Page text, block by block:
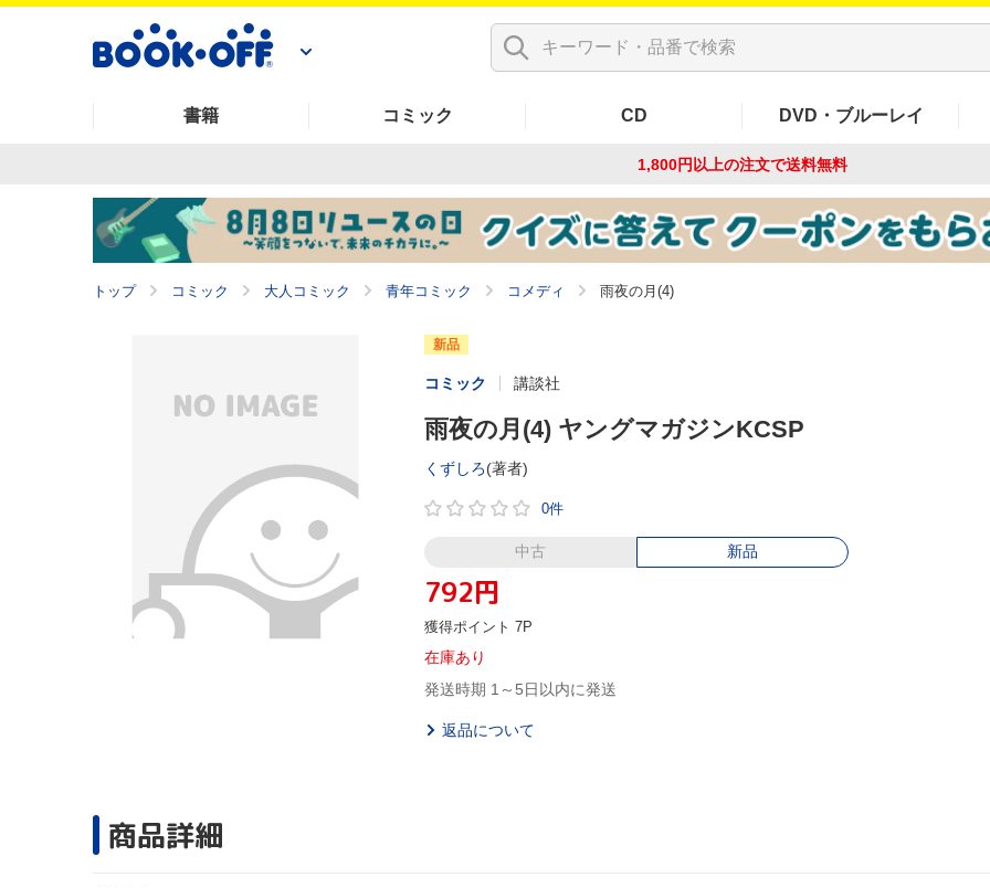
書籍 コミック CD DVD・ブルーレイ
1,800円以上の注文で送料無料
トップ コミック 大人コミック 青年コミック コメディ 雨夜の月(4)
新品
コミック 講談社
雨夜の月(4) ヤングマガジンKCSP
くずしろ(著者)
0件
中古 新品
792円
獲得ポイント 7P
在庫あり
発送時期 1～5日以内に発送
返品について
商品詳細